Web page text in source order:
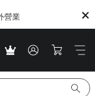
營業